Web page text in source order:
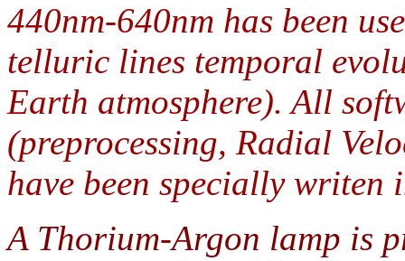
440nm-640nm has been
telluric lines temporal
Earth atmosphere). All
(preprocessing, Radial
have been specially writen
A Thorium-Argon lamp is